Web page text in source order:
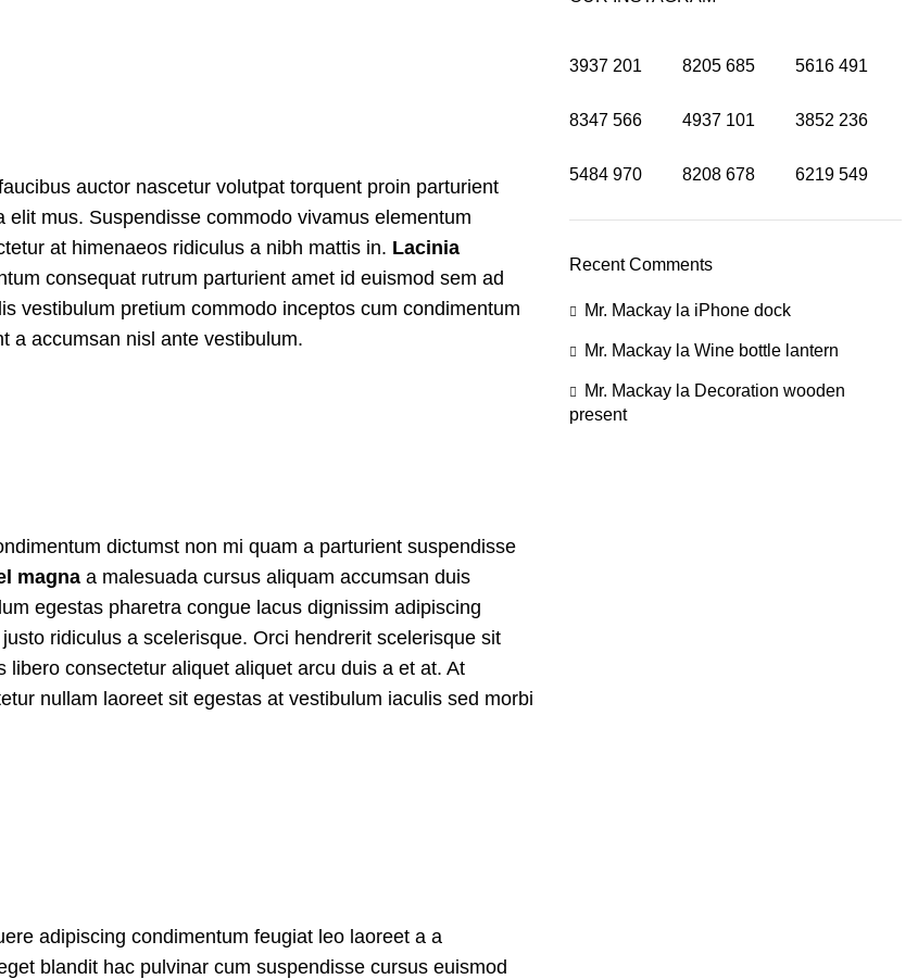
auctor nascetur volutpat torquent proin parturient
mus. Suspendisse commodo vivamus elementum
at himenaeos ridiculus a nibh mattis in. Lacinia
consequat rutrum parturient amet id euismod sem ad
vestibulum pretium commodo inceptos cum condimentum
a accumsan nisl ante vestibulum.
dictumst non mi quam a parturient suspendisse
magna a malesuada cursus aliquam accumsan duis
egestas pharetra congue lacus dignissim adipiscing
ridiculus a scelerisque. Orci hendrerit scelerisque sit
consectetur aliquet aliquet arcu duis a et at. At
nullam laoreet sit egestas at vestibulum iaculis sed morbi
adipiscing condimentum feugiat leo laoreet a a
blandit hac pulvinar cum suspendisse cursus euismod
3937 201 8205 685 5616 491
8347 566 4937 101 3852 236
5484 970 8208 678 6219 549
Recent Comments
Mr. Mackay la iPhone dock
Mr. Mackay la Wine bottle lantern
Mr. Mackay la Decoration wooden
present